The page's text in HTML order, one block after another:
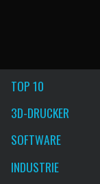
TOP 10
3D-DRUCKER
SOFTWARE
INDUSTRIE